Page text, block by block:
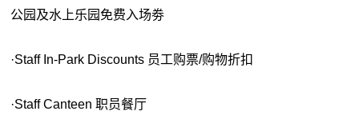
公园及水上乐园免费入场劵
·Staff In-Park Discounts 员工购票/购物折扣
·Staff Canteen 职员餐厅